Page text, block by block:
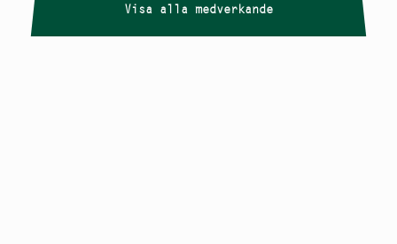
Visa alla medverkande